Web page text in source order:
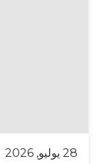
28 يوليو, 2026